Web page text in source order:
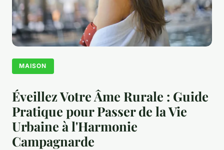
MAISON
Éveillez Votre Âme Rurale : Guide
Pratique pour Passer de la Vie
Urbaine à l'Harmonie
Campagnarde